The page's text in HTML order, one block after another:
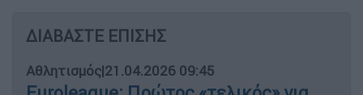
ΔΙΑΒΑΣΤΕ ΕΠΙΣΗΣ
Αθλητισμός|21.04.2026 09:45